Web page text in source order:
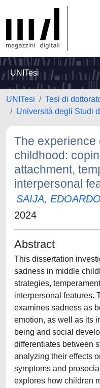
UNITesi
UNITesi
Tesi di
Università degli Studi
The experience
childhood:
attachment,
interpersonal
SAIJA, EDOARDO
2024
Abstract
This dissertation
sadness in middle
strategies,
interpersonal features.
examines sadness as
emotion, as well as its
being and social
differentiates between
analyzing their effects
symptoms and
explores how children